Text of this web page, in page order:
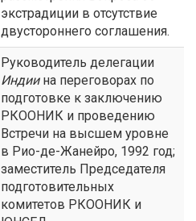
экстрадиции в отсутствие
двустороннего соглашения.
Руководитель делегации
Индиина переговорах по
подготовке к заключению
РКООНИК и проведению
Встречи на высшем уровне
в Рио-де-Жанейро, 1992 год;
заместитель Председателя
подготовительных
комитетов РКООНИК и